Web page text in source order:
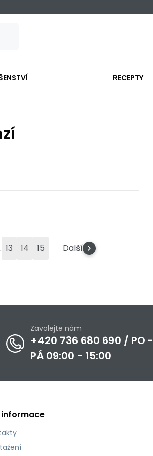
RECEPTY
13 14 15 Další
Zavolejte nám
+420 736 680 690 / PO -
PÁ 09:00 - 15:00